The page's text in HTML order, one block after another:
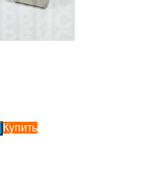
Купить